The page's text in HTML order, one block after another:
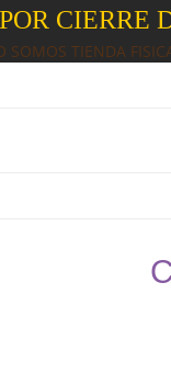
CIERRE
SOMOS TIENDA